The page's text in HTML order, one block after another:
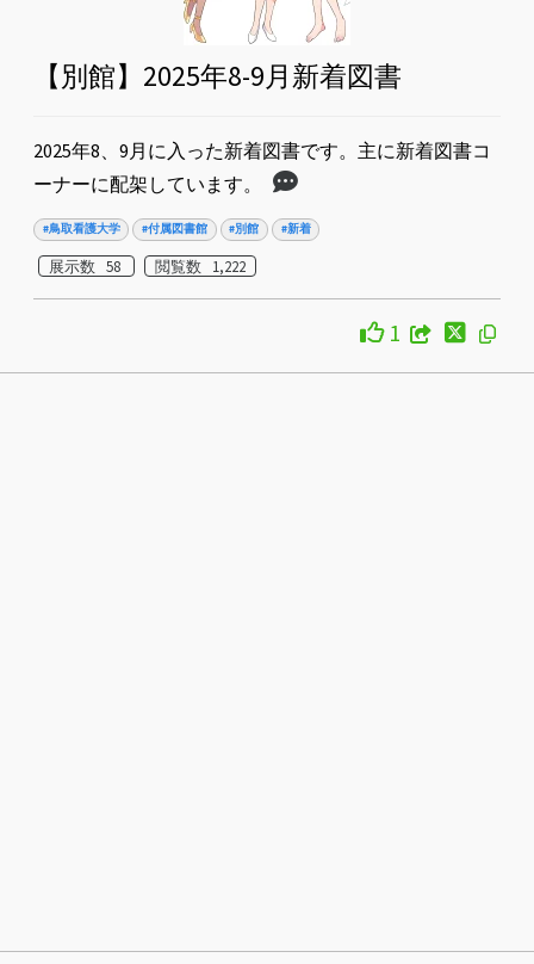
【別館】2025年8-9月新着図書
2025年8、9月に入った新着図書です。主に新着図書コ
ーナーに配架しています。
#鳥取看護大学 #付属図書館 #別館 #新着
展示数 58 閲覧数 1,222
1